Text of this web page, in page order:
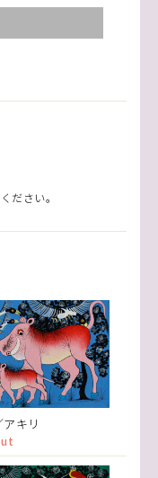
ださい。
キリ